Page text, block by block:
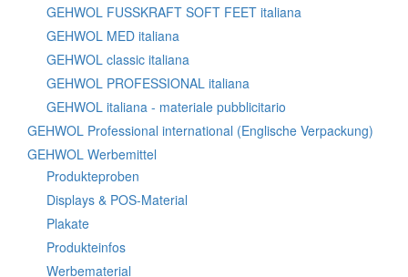
GEHWOL FUSSKRAFT SOFT FEET italiana
GEHWOL MED italiana
GEHWOL classic italiana
GEHWOL PROFESSIONAL italiana
GEHWOL italiana - materiale pubblicitario
GEHWOL Professional international (Englische Verpackung)
GEHWOL Werbemittel
Produkteproben
Displays & POS-Material
Plakate
Produkteinfos
Werbematerial